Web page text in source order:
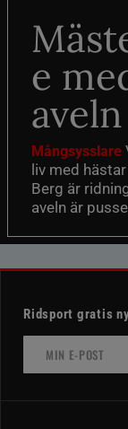
e
aveln
Mångsysslare
liv med
Berg är
aveln är
Ridsport gratis